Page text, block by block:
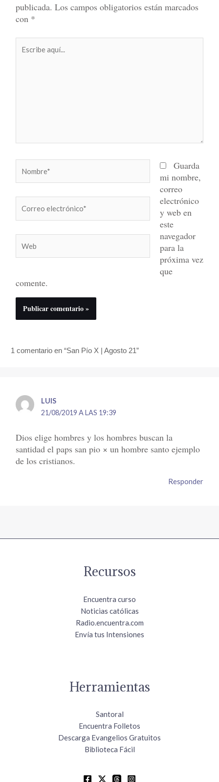
publicada. Los campos obligatorios están marcados
con *
aquí...
electrónico*
Guarda
mi nombre,
correo
electrónico
y web en
este
navegador
para la
próxima vez
que
comente.
1 comentario en “San Pío X | Agosto 21”
LUIS
21/08/2019 A LAS 19:39
Dios elige hombres y los hombres buscan la
santidad el paps san pio × un hombre santo ejemplo
de los cristianos.
Responder
Recursos
Encuentra curso
Noticias católicas
Radio.encuentra.com
Envía tus Intensiones
Herramientas
Santoral
Encuentra Folletos
Descarga Evangelios Gratuitos
Biblioteca Fácil